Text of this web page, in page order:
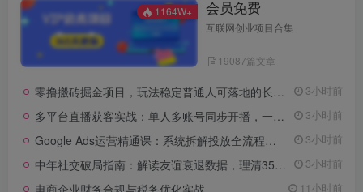
1164W+ 会员免费
互联网创业项目合集
19087篇文章
零撸搬砖掘金项目，玩法稳定普通人可落地的长期副业，月收益轻松10000+ 3小时前
多平台直播获客实战：单人多账号同步开播，一份时间撬动多渠道精准流量 3小时前
Google Ads运营精通课：系统拆解投放全流程，优化账户提升广告投产回报率 3小时前
中年社交破局指南：解读友谊衰退数据，理清35岁后难交真心朋友的根源 3小时前
电商企业财务合规与税务优化实战 11小时前